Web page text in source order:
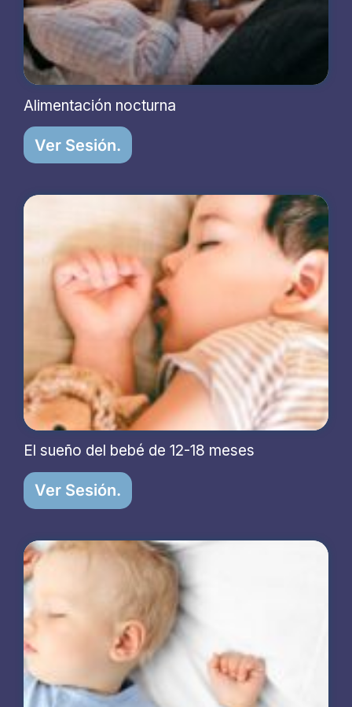
Alimentación nocturna
Ver Sesión.
El sueño del bebé de 12-18 meses
Ver Sesión.